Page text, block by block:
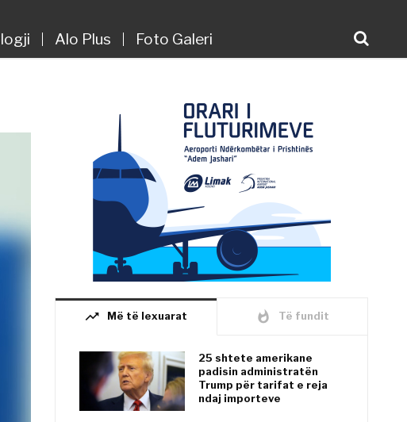
Alo Plus Foto Galeri
trending_up Më të lexuarat whatshot Të fundit
25 shtete amerikane
padisin administratën
Trump për tarifat e reja
ndaj importeve